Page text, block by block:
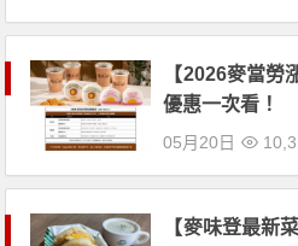
【2026麥當勞
優惠一次看！
05月20日
【麥味登最新